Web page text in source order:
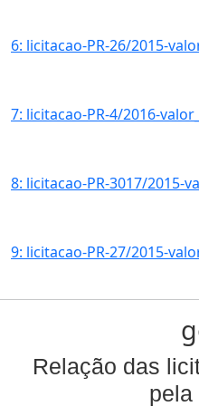
Relação das
pela